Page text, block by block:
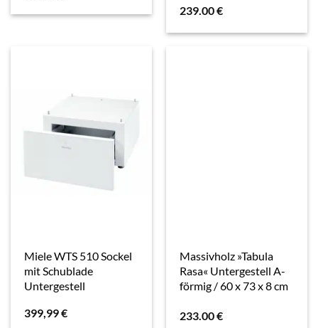
239.00€
Miele WTS 510 Sockel
mit Schublade
Untergestell
399,99€
Massivholz »Tabula
Rasa« Untergestell A-
förmig / 60 x 73 x 8 cm
233.00€